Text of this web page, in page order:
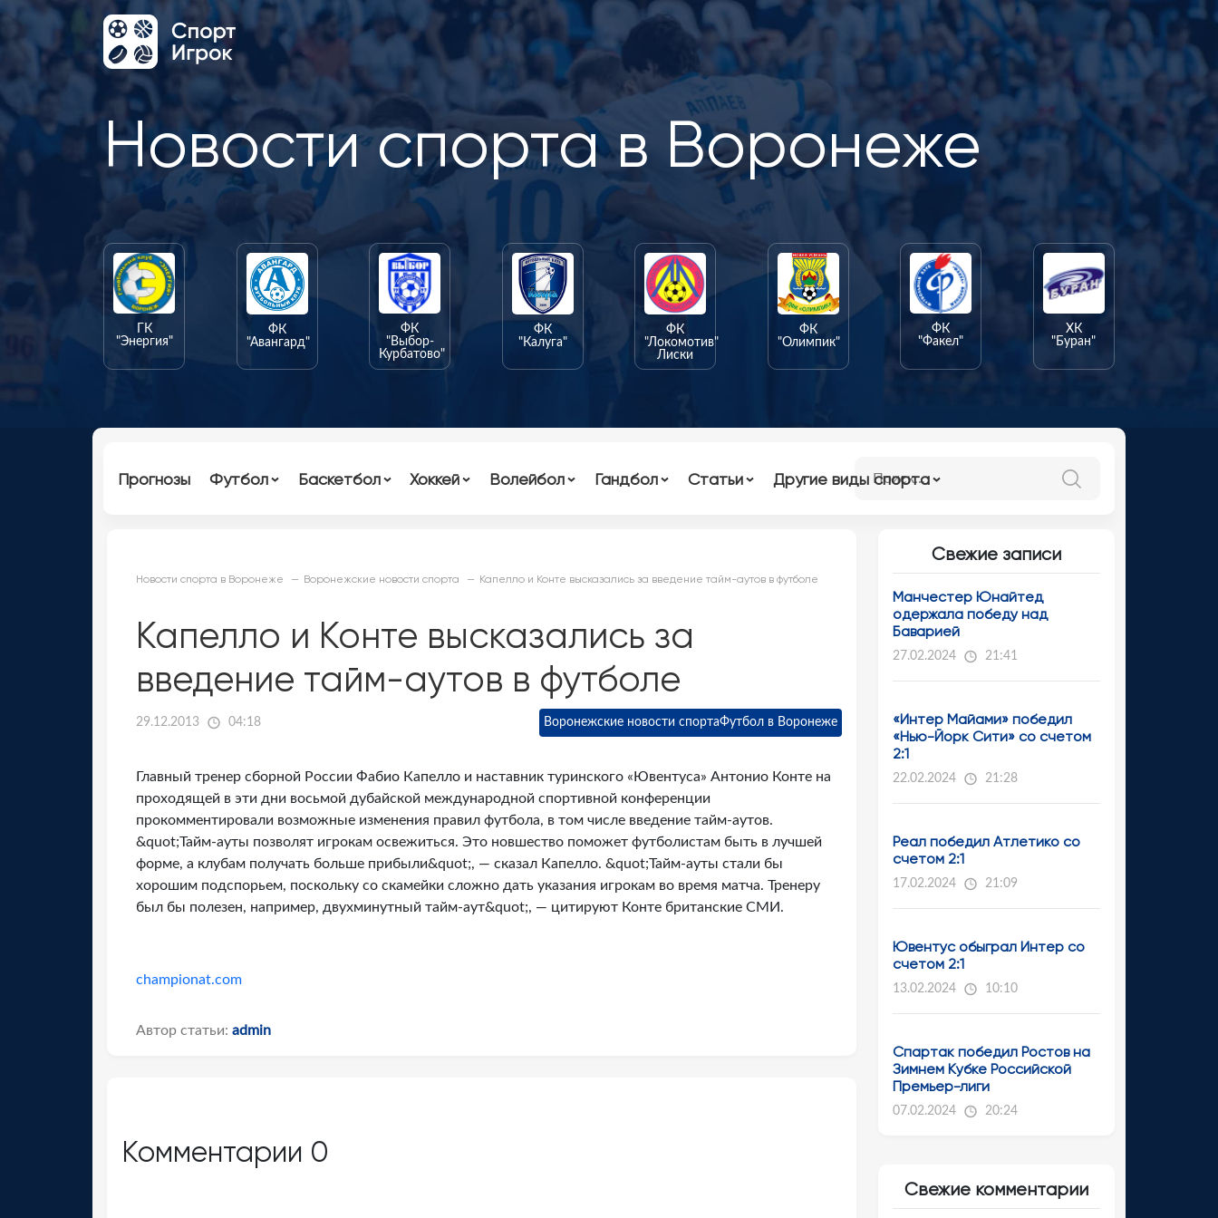
Новости спорта в Воронеже
ГК
"Энергия"
ФК
"Авангард"
ФК
"Выбор-
Курбатово"
ФК
"Калуга"
ФК
"Локомотив"
Лиски
ФК
"Олимпик"
ФК
"Факел"
ХК
"Буран"
Прогнозы Футбол Баскетбол Хоккей Волейбол Гандбол Статьи Другие виды спорта
Новости спорта в Воронеже Воронежские новости спорта Капелло и Конте высказались за введение тайм-аутов в футболе
Капелло и Конте высказались за
введение тайм-аутов в футболе
29.12.2013 04:18 Воронежские новости спортаФутбол в Воронеже
Главный тренер сборной России Фабио Капелло и наставник туринского «Ювентуса» Антонио Конте на
проходящей в эти дни восьмой дубайской международной спортивной конференции
прокомментировали возможные изменения правил футбола, в том числе введение тайм-аутов.
&quot;Тайм-ауты позволят игрокам освежиться. Это новшество поможет футболистам быть в лучшей
форме, а клубам получать больше прибыли&quot;, — сказал Капелло. &quot;Тайм-ауты стали бы
хорошим подспорьем, поскольку со скамейки сложно дать указания игрокам во время матча. Тренеру
был бы полезен, например, двухминутный тайм-аут&quot;, — цитируют Конте британские СМИ.
championat.com
Автор статьи: admin
Комментарии 0
Свежие записи
Манчестер Юнайтед
одержала победу над
Баварией
27.02.2024 21:41
«Интер Майами» победил
«Нью-Йорк Сити» со счетом
2:1
22.02.2024 21:28
Реал победил Атлетико со
счетом 2:1
17.02.2024 21:09
Ювентус обыграл Интер со
счетом 2:1
13.02.2024 10:10
Спартак победил Ростов на
Зимнем Кубке Российской
Премьер-лиги
07.02.2024 20:24
Свежие комментарии